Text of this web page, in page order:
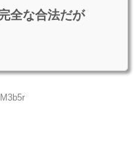
全な合法だが